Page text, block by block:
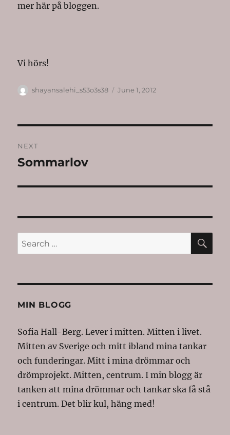
mer här på bloggen.
Vi hörs!
Author
shayansalehi_s53o3s38
Posted
June 1, 2012
navigation
NEXT
Next
Sommarlov
Search
for:
MIN BLOGG
Sofia Hall-Berg. Lever i mitten. Mitten i livet.
Mitten av Sverige och mitt ibland mina tankar
och funderingar. Mitt i mina drömmar och
drömprojekt. Mitten, centrum. I min blogg är
tanken att mina drömmar och tankar ska få stå
i centrum. Det blir kul, häng med!